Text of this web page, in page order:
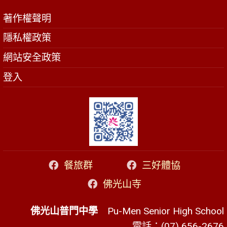
著作權聲明
隱私權政策
網站安全政策
登入
餐旅群
三好體協
佛光山寺
佛光山普門中學 Pu-Men Senior High School